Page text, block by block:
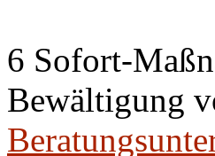
6 Sofort-
Bewältigung